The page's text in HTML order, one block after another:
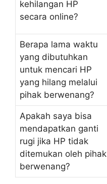
kehilangan HP
secara online?
Berapa lama waktu
yang dibutuhkan
untuk mencari HP
yang hilang melalui
pihak berwenang?
Apakah saya bisa
mendapatkan ganti
rugi jika HP tidak
ditemukan oleh pihak
berwenang?